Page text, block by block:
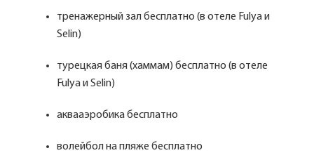
тренажерный зал бесплатно (в отеле Fulya и
Selin)
турецкая баня (хаммам) бесплатно (в отеле
Fulya и Selin)
аквааэробика бесплатно
волейбол на пляже бесплатно